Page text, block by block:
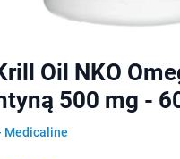
Oil NKO
500 mg -
Medicaline